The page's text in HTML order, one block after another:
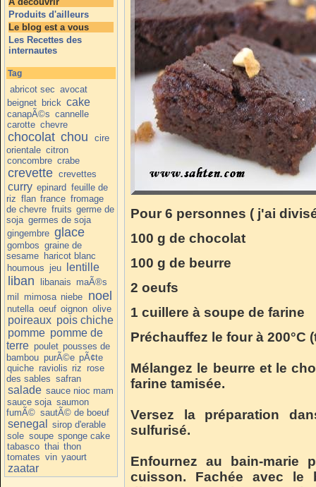
Produits d'ailleurs
Le blog est a vous
Les Recettes des
internautes
Tag
abricot sec avocat
beignet brick cake
canapÃ©s cannelle
carotte chevre
chocolat chou
cire
orientale citron
concombre crabe
crevette crevettes
curry epinard feuille de
riz flan france fromage
de chevre fruits germe de
soja germes de soja
gingembre glace
gombos graine de
sesame haricot blanc
houmous jeu lentille
liban libanais maÃ®s
mil mimosa niebe noel
nutella oeuf oignon olive
poireaux pois chiche
pomme pomme de
terre poulet pousses de
bambou purÃ©e pÃ¢te
quiche raviolis riz rose
des sables safran
salade sauce nioc mam
sauce soja saumon
fumÃ© sautÃ© de boeuf
senegal
sirop d'erable
sole soupe sponge cake
tabasco thai thon
tomates vin yaourt
zaatar
Pour 6 personnes ( j'ai
100 g de chocolat
100 g de beurre
2 oeufs
1 cuillere à soupe de farine
Préchauffez le four à 200°C
Mélangez le beurre et le
farine tamisée.
Versez la préparation
sulfurisé.
Enfournez au bain-marie
cuisson. Fachée avec